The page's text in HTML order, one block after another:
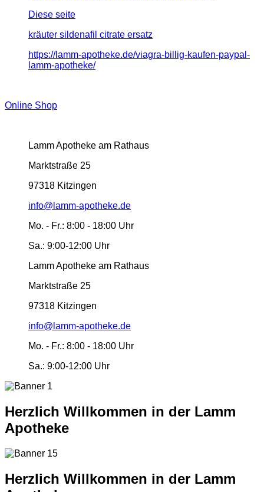
Diese seite
kräuter sildenafil citrate ersatz
https://lamm-apotheke.de/viagra-billig-kaufen-paypal-
lamm-apotheke/
Online Shop
Lamm Apotheke am Rathaus
Marktstraße 25
97318 Kitzingen
info@lamm-apotheke.de
Mo. - Fr.: 8:00 - 18:00 Uhr
Sa.: 9:00-12:00 Uhr
Lamm Apotheke am Rathaus
Marktstraße 25
97318 Kitzingen
info@lamm-apotheke.de
Mo. - Fr.: 8:00 - 18:00 Uhr
Sa.: 9:00-12:00 Uhr
Herzlich Willkommen in der Lamm
Apotheke
Herzlich Willkommen in der Lamm